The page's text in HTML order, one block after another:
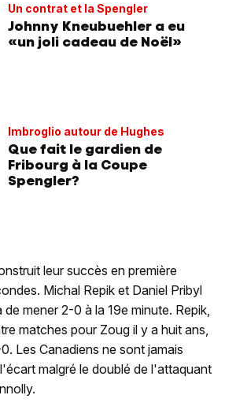
Un contrat et la Spengler
Johnny Kneubuehler a eu
«un joli cadeau de Noël»
Imbroglio autour de Hughes
Que fait le gardien de
Fribourg à la Coupe
Spengler?
leur succès en première
Michal Repik et Daniel Pribyl
mener 2-0 à la 19e minute. Repik,
matches pour Zoug il y a huit ans,
Les Canadiens ne sont jamais
malgré le doublé de l'attaquant